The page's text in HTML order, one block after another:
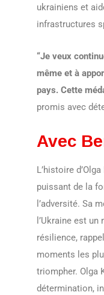
ukrainiens et
infrastructures
“Je veux
même et à
pays. Cette
promis avec
Avec
L’histoire
puissant de la
l’adversité. Sa
l’Ukraine est un
résilience,
moments les
triompher. Olga
détermination,